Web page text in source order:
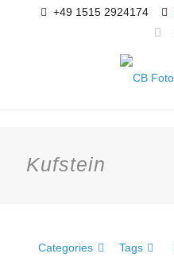
+49 1515 2924174
Kufstein
Categories Tags